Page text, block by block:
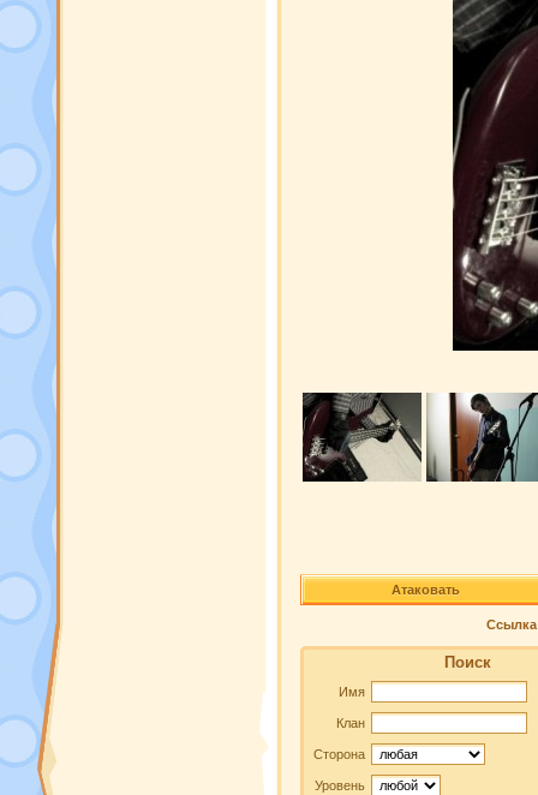
Атаковать
Ссылка
Поиск
Имя
Клан
Сторона
Уровень